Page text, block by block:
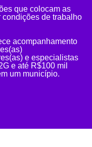
que colocam as
condições de trabalho
acompanhamento
e especialistas
e até R$100 mil
um município.